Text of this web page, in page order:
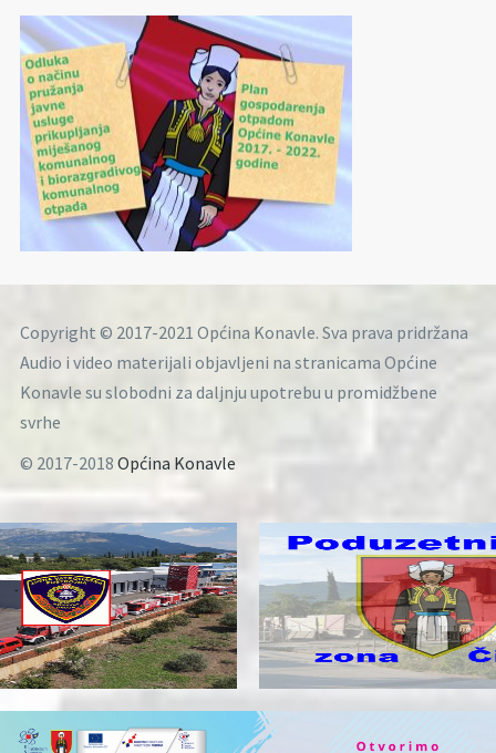
Copyright © 2017-2021 Općina Konavle. Sva prava pridržana
Audio i video materijali objavljeni na stranicama Općine
Konavle su slobodni za daljnju upotrebu u promidžbene
svrhe
© 2017-2018 Općina Konavle